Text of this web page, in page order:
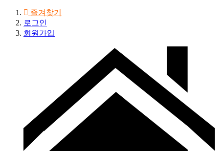
즐겨찾기
로그인
회원가입